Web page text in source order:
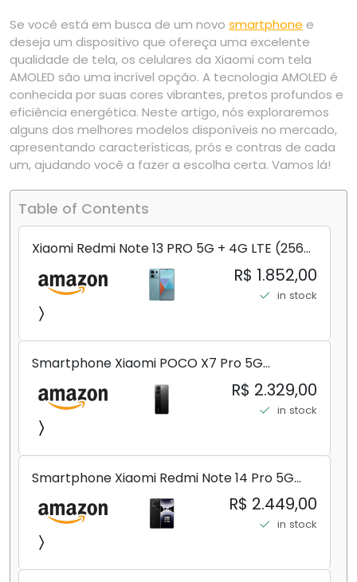
Se você está em busca de um novo smartphone e
deseja um dispositivo que ofereça uma excelente
qualidade de tela, os celulares da Xiaomi com tela
AMOLED são uma incrível opção. A tecnologia AMOLED é
conhecida por suas cores vibrantes, pretos profundos e
eficiência energética. Neste artigo, nós exploraremos
alguns dos melhores modelos disponíveis no mercado,
apresentando características, prós e contras de cada
um, ajudando você a fazer a escolha certa. Vamos lá!
Table of Contents
Xiaomi Redmi Note 13 PRO 5G + 4G LTE (256
GB + 8 GB) 200 MP Triplo (Mobile Mint Tello
e) + (Pacote de carregador duplo de carro
rápido) (Ocean Teal (ROM))
R$ 1.852,00
in stock
Smartphone Xiaomi POCO X7 Pro 5G
8+256GB/12+256GB/12+512GB
R$ 2.329,00
in stock
Smartphone Xiaomi Redmi Note 14 Pro 5G
Midnight Black (Preto) 12GB RAM 512GB ROM
NFC [ 24090RA29G ]
R$ 2.449,00
in stock